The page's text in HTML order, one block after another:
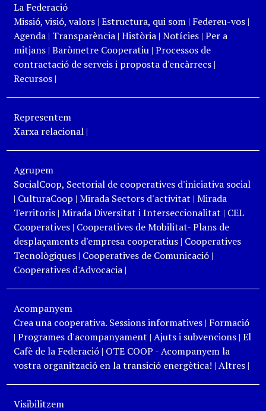
La Federació
Missió, visió, valors| Estructura, qui som| Federeu-vos|
Agenda | Transparència| Història| Notícies | Per a
mitjans| Baròmetre Cooperatiu| Processos de
contractació de serveis i proposta d'encàrrecs|
Recursos|
Representem
Xarxa relacional|
Agrupem
SocialCoop, Sectorial de cooperatives d'iniciativa social
| CulturaCoop | Mirada Sectors d'activitat | Mirada
Territoris| Mirada Diversitat i Interseccionalitat | CEL
Cooperatives| Cooperatives de Mobilitat- Plans de
desplaçaments d'empresa cooperatius| Cooperatives
Tecnològiques| Cooperatives de Comunicació|
Cooperatives d'Advocacia|
Acompanyem
Crea una cooperativa. Sessions informatives| Formació
| Programes d'acompanyament | Ajuts i subvencions| El
Cafè de la Federació| OTE COOP - Acompanyem la
vostra organització en la transició energètica! | Altres|
Visibilitzem